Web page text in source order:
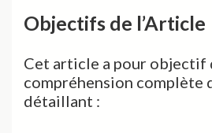
Objectifs de l’Article
Cet article a pour objectif
compréhension complète
détaillant :